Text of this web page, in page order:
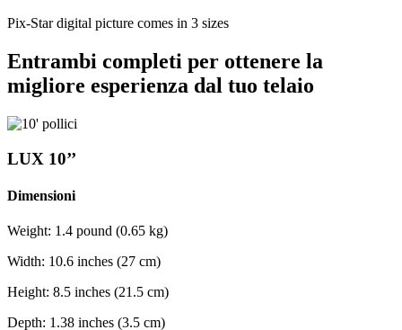
Pix-Star digital picture comes in 3 sizes
Entrambi completi per ottenere la
migliore esperienza dal tuo telaio
LUX 10’’
Dimensioni
Weight: 1.4 pound (0.65 kg)
Width: 10.6 inches (27 cm)
Height: 8.5 inches (21.5 cm)
Depth: 1.38 inches (3.5 cm)